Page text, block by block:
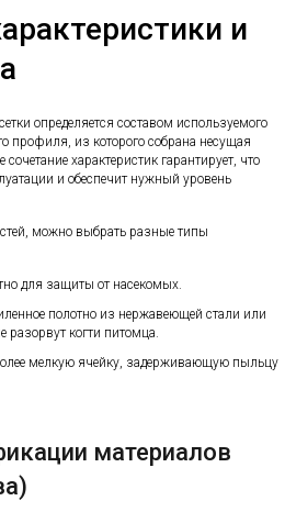
и
определяется составом используемого
профиля, из которого собрана несущая
характеристик гарантирует, что
и обеспечит нужный уровень
можно выбрать разные типы
для защиты от насекомых.
полотно из нержавеющей стали или
разорвут когти питомца.
мелкую ячейку, задерживающую пыльцу
материалов